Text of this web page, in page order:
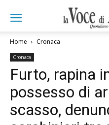
Home Cronaca
Cronaca
Furto, rapina
possesso di
scasso,